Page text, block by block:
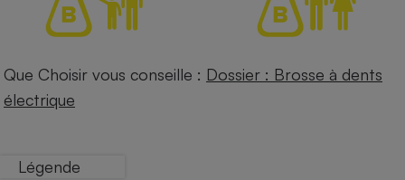
Que Choisir vous conseille : Dossier : Brosse à dents
électrique
Légende
Téléphone mobile -
Radiateur électrique